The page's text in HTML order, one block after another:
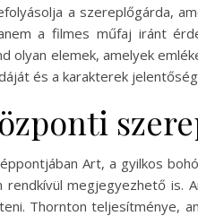
a szereplőgárda,
a filmes műfaj iránt
olyan elemek, amelyek
és a karakterek
Art, a gyilkos
rendkívül megjegyezhető is.
Thornton teljesítménye,